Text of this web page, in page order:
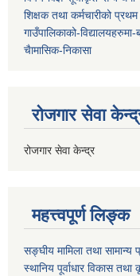
शिक्षक तथा कर्मचारीको
गाउँपालिकाको-
चैामासिक-निकासा
रोजगार सेवा
रोजगार सेवा केन्द्र
महत्त्वपूर्ण लिङ्क
सङ्घीय मामिला तथा सामान्य
स्थानिय पूर्वाधार विकास